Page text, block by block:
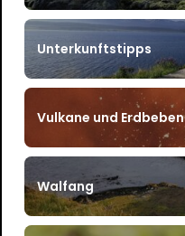
Unterkunftstipps
Vulkane und Erdbeben
Walfang